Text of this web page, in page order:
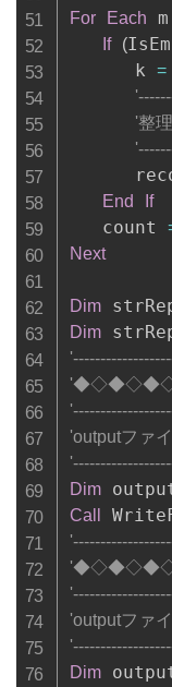
For Each m
If (
      k
=
'整
End
If
   count
Next
Dim
Dim
'outputファ
Dim
Call
'outputファ
Dim